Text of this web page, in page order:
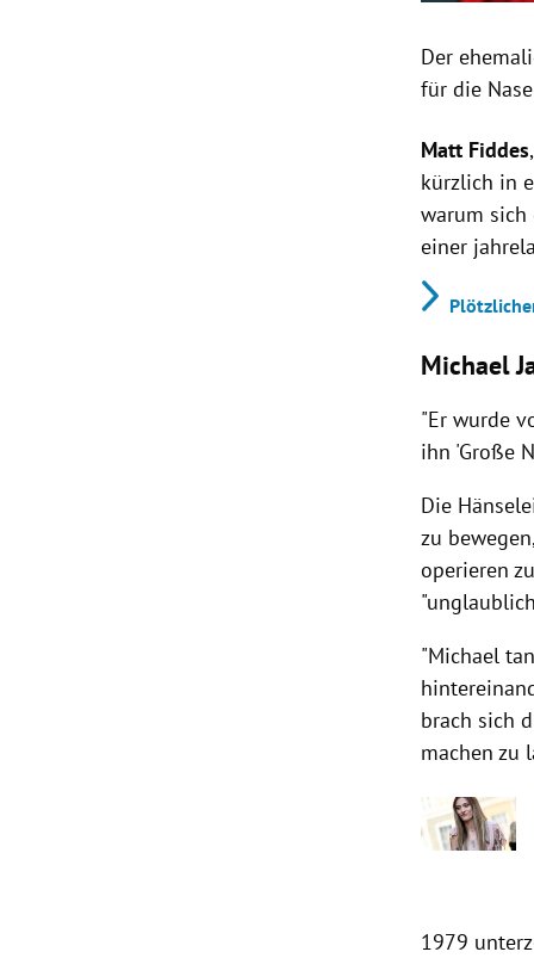
Der
für die
Matt Fiddes
kürzlich in
warum sich
einer
Michael
"Er wurde
ihn 'Große
Die
zu
operieren
"Michael
brach sich
machen zu
1979